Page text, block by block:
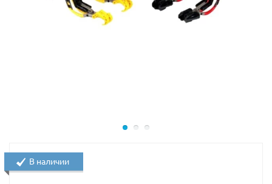
укреплены подвижными щитами. Сзади установлены
специальные крепления, позволяющие соединится с
устроить настоящие гонки с препятствиями и боевыми
сражениями. Присоединив легким движением робота
В наличии